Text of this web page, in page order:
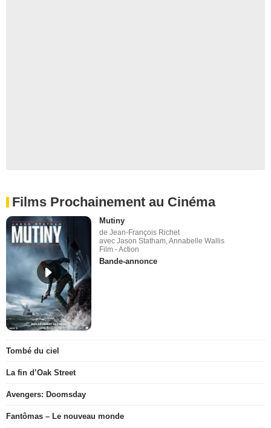
Films Prochainement au Cinéma
Mutiny
de Jean-François Richet
avec Jason Statham, Annabelle Wallis
Film - Action
Bande-annonce
Tombé du ciel
La fin d’Oak Street
Avengers: Doomsday
Fantômas – Le nouveau monde